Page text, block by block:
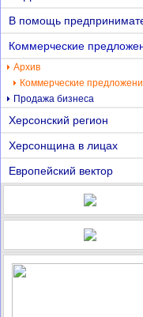
В помощь
Коммерческие
Архив
Коммерческие
Продажа бизнеса
Херсонский регион
Херсонщина в лицах
Европейский вектор